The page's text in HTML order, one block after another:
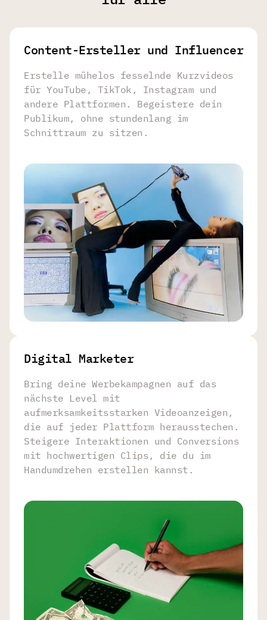
Content-Ersteller und Influencer
Erstelle mühelos fesselnde Kurzvideos
für YouTube, TikTok, Instagram und
andere Plattformen. Begeistere dein
Publikum, ohne stundenlang im
Schnittraum zu sitzen.
Digital Marketer
Bring deine Werbekampagnen auf das
nächste Level mit
aufmerksamkeitsstarken Videoanzeigen,
die auf jeder Plattform herausstechen.
Steigere Interaktionen und Conversions
mit hochwertigen Clips, die du im
Handumdrehen erstellen kannst.